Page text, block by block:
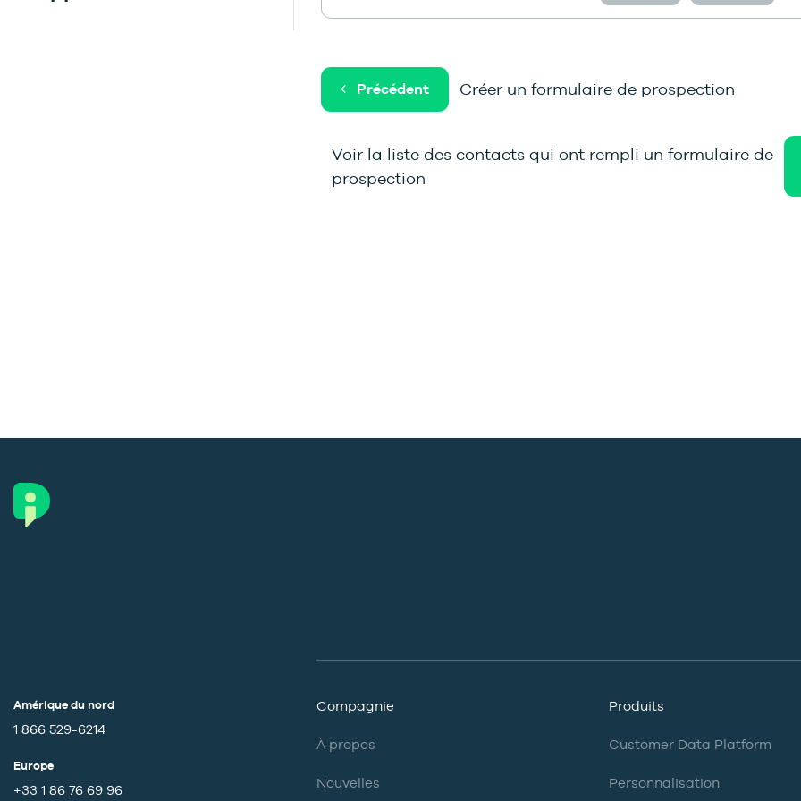
Précédent Créer un formulaire de prospection
Voir la liste des contacts qui ont rempli un formulaire de
prospection
Amérique du nord
1 866 529-6214
Europe
+33 1 86 76 69 96
Compagnie
À propos
Nouvelles
Produits
Customer Data Platform
Personnalisation